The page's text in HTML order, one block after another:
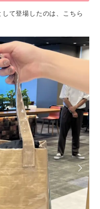
て登場したのは、こちら